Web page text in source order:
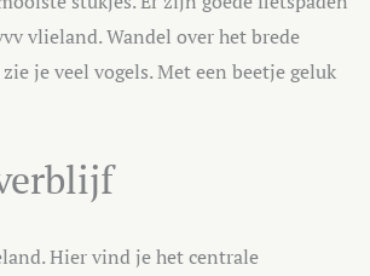
vlieland. Wandel over het brede
je veel vogels. Met een beetje geluk
Hier vind je het centrale